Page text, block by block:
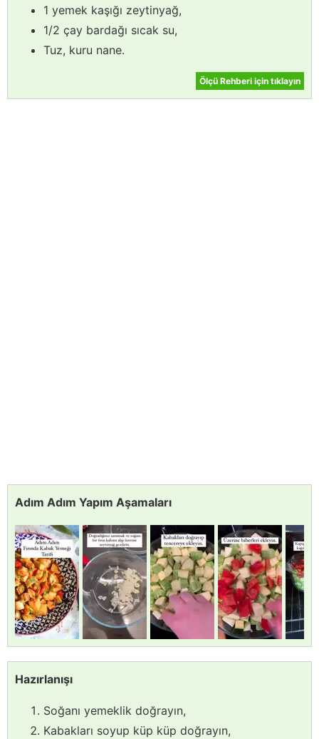
1 yemek kaşığı zeytinyağ,
1/2 çay bardağı sıcak su,
Tuz, kuru nane.
Ölçü Rehberi için tıklayın
Adım Adım Yapım Aşamaları
Hazırlanışı
Soğanı yemeklik doğrayın,
Kabakları soyup küp küp doğrayın,